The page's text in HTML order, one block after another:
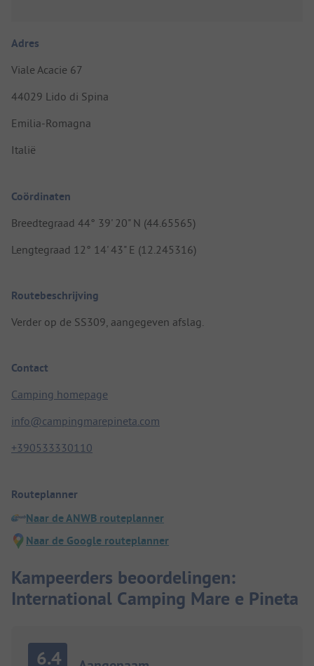
Adres
Viale Acacie 67
44029 Lido di Spina
Emilia-Romagna
Italië
Coördinaten
Breedtegraad 44° 39' 20" N (44.65565)
Lengtegraad 12° 14' 43" E (12.245316)
Routebeschrijving
Verder op de SS309, aangegeven afslag.
Contact
Camping homepage
info@campingmarepineta.com
+390533330110
Routeplanner
Naar de ANWB routeplanner
Naar de Google routeplanner
Kampeerders beoordelingen:
International Camping Mare e Pineta
6.4